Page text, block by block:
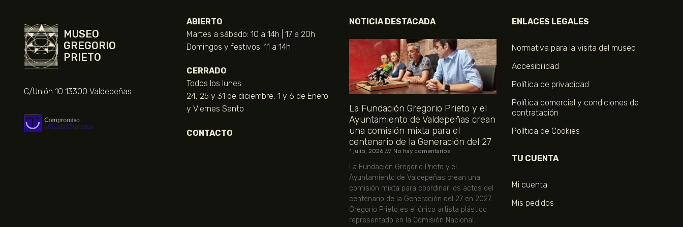
MUSEO
GREGORIO
PRIETO
C/Unión 10 13300 Valdepeñas
ABIERTO
Martes a sábado: 10 a 14h | 17 a 20h
Domingos y festivos: 11 a 14h
CERRADO
Todos los lunes
24, 25 y 31 de diciembre, 1 y 6 de Enero
y Viernes Santo
CONTACTO
NOTICIA DESTACADA
La Fundación Gregorio Prieto y el
Ayuntamiento de Valdepeñas crean
una comisión mixta para el
centenario de la Generación del 27
1 julio, 2026 No hay comentarios
La Fundación Gregorio Prieto y el
Ayuntamiento de Valdepeñas crean una
comisión mixta para coordinar los actos del
centenario de la Generación del 27 en 2027.
Gregorio Prieto es el único artista plástico
representado en la Comisión Nacional.
ENLACES LEGALES
Normativa para la visita del museo
Accesibilidad
Política de privacidad
Política comercial y condiciones de
contratación
Política de Cookies
TU CUENTA
Mi cuenta
Mis pedidos